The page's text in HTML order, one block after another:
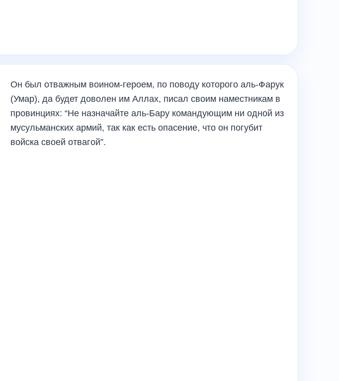
Он был отважным воином-героем, по поводу которого аль-Фарук
(Умар), да будет доволен им Аллах, писал своим наместникам в
провинциях: “Не назначайте аль-Бару командующим ни одной из
мусульманских армий, так как есть опасение, что он погубит
войска своей отвагой”.